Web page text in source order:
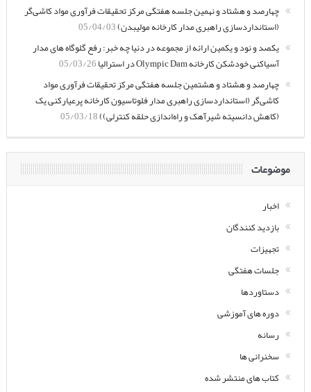
چهارصد و هشتاد و نهمین جلسه هفتگی مرکز تحقیقات فرآوری مواد کاشی‌گر
(استانداردسازی راهبری مدار کارخانه مولیبدن)05/04/03
یکصد و نود و یکمین ارائه از مجموعه در دنیا چه خبر: رفع گلوگاه های مدار
آسیاکنی خودشکن کارخانه Olympic Dam در استرالیا
05/03/26
چهارصد و هشتاد و هشتمین جلسه هفتگی مرکز تحقیقات فرآوری مواد
کاشی‌گر (استانداردسازی راهبری مدار فلوتاسیون کارخانه پرعیارکنی یک
(کاهش دانسیته شیرآهک و راه‌اندازی حلقه کنترلی))05/03/18
موضوعات
اخبار
بازدید کنندگان
تجهیزات
جلسات هفتگی
دستاوردها
دوره های آموزشی
رسانه
سخنرانی ها
کتاب های منتشر شده